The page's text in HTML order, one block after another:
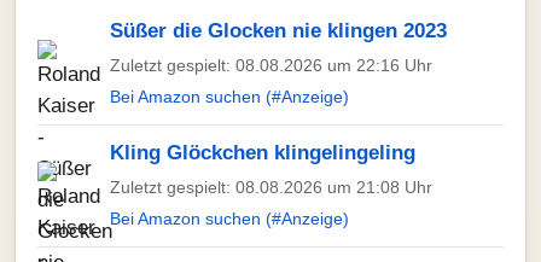
Süßer die Glocken nie klingen 2023
Zuletzt gespielt: 08.08.2026 um 22:16 Uhr
Bei Amazon suchen (#Anzeige)
Kling Glöckchen klingelingeling
Zuletzt gespielt: 08.08.2026 um 21:08 Uhr
Bei Amazon suchen (#Anzeige)